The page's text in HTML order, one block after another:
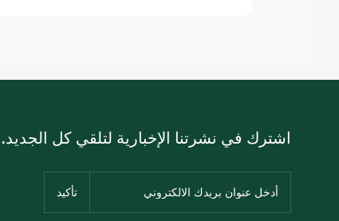
اشترك في نشرتنا الإخبارية لتلقي كل الجديد.